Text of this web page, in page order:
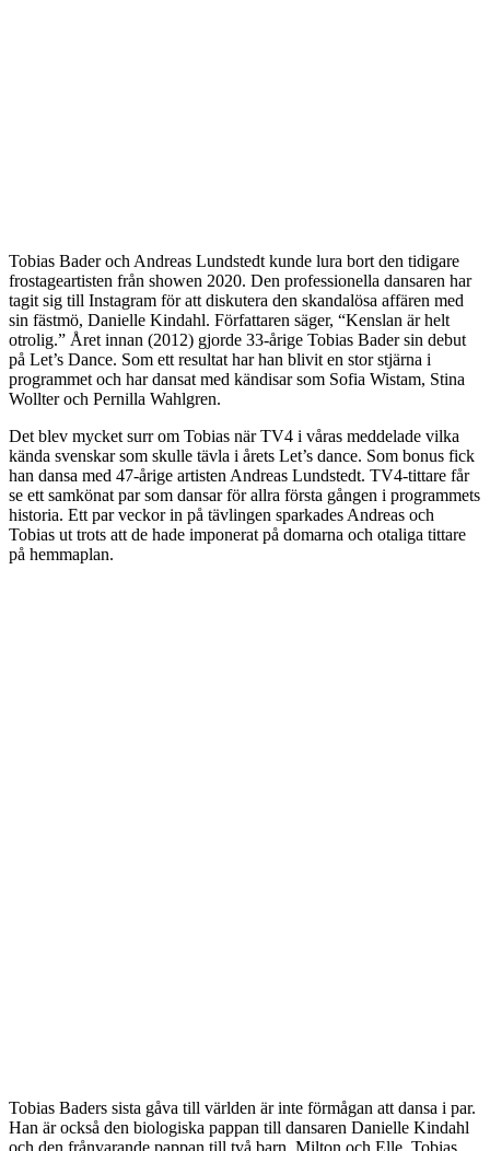
Tobias Bader och Andreas Lundstedt kunde lura bort den tidigare
frostageartisten från showen 2020. Den professionella dansaren har
tagit sig till Instagram för att diskutera den skandalösa affären med
sin fästmö, Danielle Kindahl. Författaren säger, “Kenslan är helt
otrolig.” Året innan (2012) gjorde 33-årige Tobias Bader sin debut
på Let’s Dance. Som ett resultat har han blivit en stor stjärna i
programmet och har dansat med kändisar som Sofia Wistam, Stina
Wollter och Pernilla Wahlgren.
Det blev mycket surr om Tobias när TV4 i våras meddelade vilka
kända svenskar som skulle tävla i årets Let’s dance. Som bonus fick
han dansa med 47-årige artisten Andreas Lundstedt. TV4-tittare får
se ett samkönat par som dansar för allra första gången i programmets
historia. Ett par veckor in på tävlingen sparkades Andreas och
Tobias ut trots att de hade imponerat på domarna och otaliga tittare
på hemmaplan.
Tobias Baders sista gåva till världen är inte förmågan att dansa i par.
Han är också den biologiska pappan till dansaren Danielle Kindahl
och den frånvarande pappan till två barn, Milton och Elle. Tobias